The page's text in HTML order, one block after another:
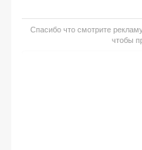
Спасибо что смотрите
чтобы